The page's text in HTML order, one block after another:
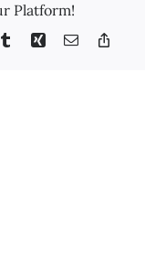
Platform!
TumblrXing Email